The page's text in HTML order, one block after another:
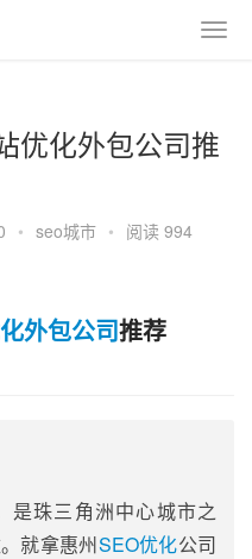
优化外包公司推
• seo城市 • 阅读 994
外包公司推荐
是珠三角洲中心城市之
就拿惠州SEO优化公司